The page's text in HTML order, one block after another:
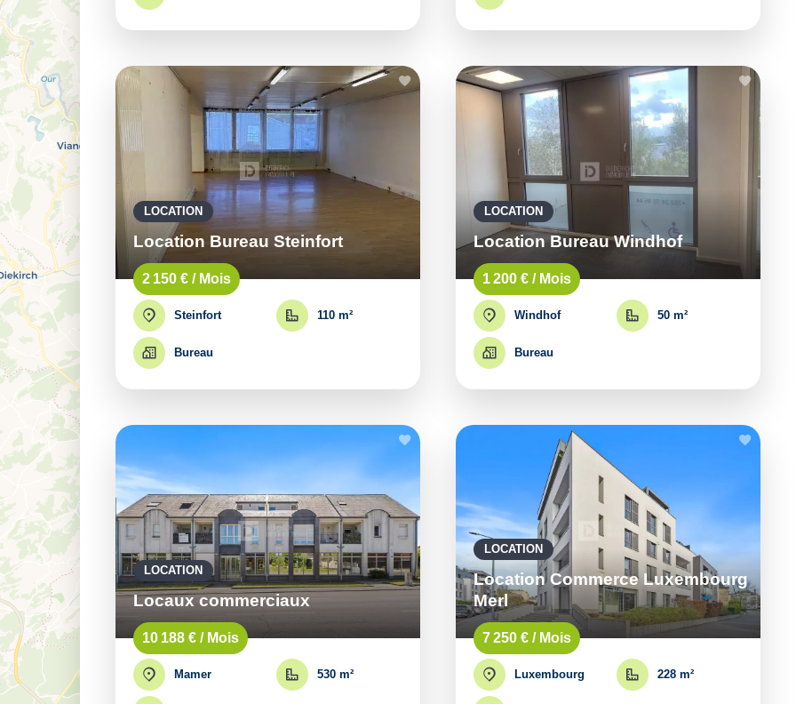
LOCATION
Location Bureau Steinfort
2 150 € / Mois
Steinfort 110 m²
Bureau
LOCATION
Location Bureau Windhof
1 200 € / Mois
Windhof 50 m²
Bureau
LOCATION
Locaux commerciaux
10 188 € / Mois
Mamer 530 m²
LOCATION
Location Commerce Luxembourg
Merl
7 250 € / Mois
Luxembourg 228 m²